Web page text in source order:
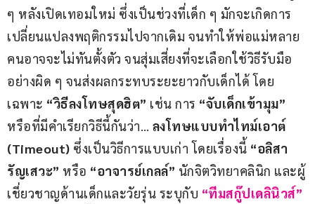
ๆ หลังเปิดเทอมใหม่ ซึ่งเป็นช่วงที่เด็ก ๆ มักจะเกิดการ
เปลี่ยนแปลงพฤติกรรมไปจากเดิม จนทำให้พ่อแม่หลาย
คนอาจจะไม่ทันตั้งตัว จนสุ่มเสี่ยงที่จะเลือกใช้วิธีรับมือ
อย่างผิด ๆ จนส่งผลกระทบระยะยาวกับเด็กได้ โดย
เฉพาะ “วิธีลงโทษสุดฮิต” เช่น การ “จับเด็กเข้ามุม”
หรือที่มีคำเรียกวิธีนี้กันว่า… ลงโทษแบบทำไทม์เอาต์
(Timeout) ซึ่งเป็นวิธีการแบบเก่า โดยเรื่องนี้ “อลิสา
รัญเสวะ” หรือ “อาจารย์เกลล์” นักจิตวิทยาคลินิก และผู้
เชี่ยวชาญด้านเด็กและวัยรุ่น ระบุกับ “ทีมสกู๊ปเดลินิวส์”